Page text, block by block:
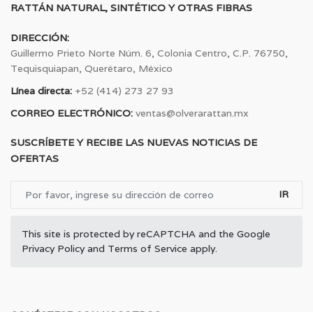
RATTÁN NATURAL, SINTÉTICO Y OTRAS FIBRAS
DIRECCIÓN:
Guillermo Prieto Norte Núm. 6, Colonia Centro, C.P. 76750,
Tequisquiapan, Querétaro, México
Línea directa: +52 (414) 273 27 93
CORREO ELECTRÓNICO: ventas@olverarattan.mx
SUSCRÍBETE Y RECIBE LAS NUEVAS NOTICIAS DE
OFERTAS
IR
This site is protected by reCAPTCHA and the Google
Privacy Policyand Terms of Service apply.